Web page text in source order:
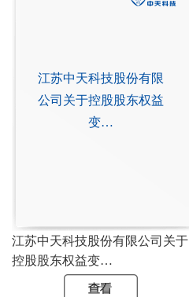
江苏中天科技股份有限
公司关于控股股东权益
变…
江苏中天科技股份有限公司关于
控股股东权益变…